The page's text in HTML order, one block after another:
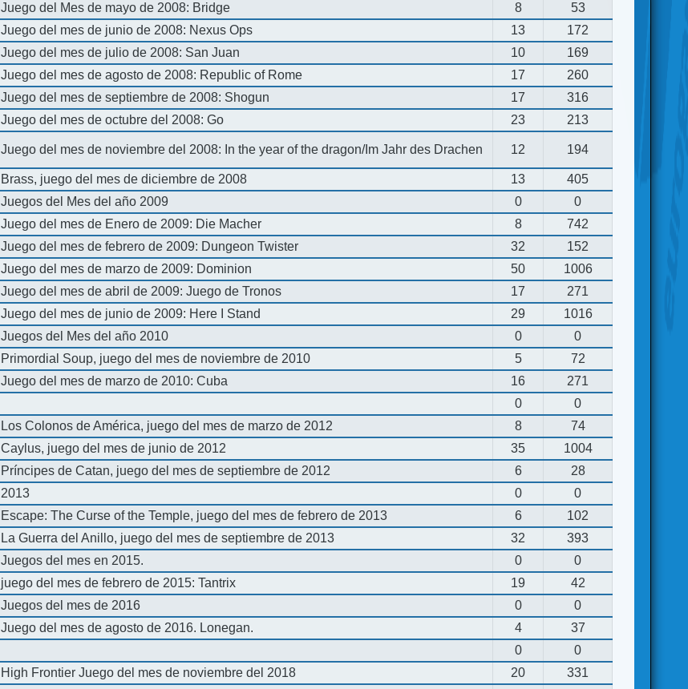
Juego del Mes de mayo de 2008: Bridge 8
53
Juego del mes de junio de 2008: Nexus Ops 13
172
Juego del mes de julio de 2008: San Juan 10
169
Juego del mes de agosto de 2008: Republic of Rome 17
260
Juego del mes de septiembre de 2008: Shogun 17
316
Juego del mes de octubre del 2008: Go 23
213
Juego del mes de noviembre del 2008: In the year of the dragon/Im Jahr des Drachen 12 194
Brass, juego del mes de diciembre de 2008 13
405
Juegos del Mes del año 2009 0
0
Juego del mes de Enero de 2009: Die Macher 8
742
Juego del mes de febrero de 2009: Dungeon Twister 32
152
Juego del mes de marzo de 2009: Dominion 50
1006
Juego del mes de abril de 2009: Juego de Tronos 17
271
Juego del mes de junio de 2009: Here I Stand 29
1016
Juegos del Mes del año 2010 0
0
Primordial Soup, juego del mes de noviembre de 2010 5
72
Juego del mes de marzo de 2010: Cuba 16
271
0
0
Los Colonos de América, juego del mes de marzo de 2012 8
74
Caylus, juego del mes de junio de 2012 35
1004
Príncipes de Catan, juego del mes de septiembre de 2012 6
28
2013 0
0
Escape: The Curse of the Temple, juego del mes de febrero de 2013 6
102
La Guerra del Anillo, juego del mes de septiembre de 2013 32
393
Juegos del mes en 2015. 0
0
juego del mes de febrero de 2015: Tantrix 19
42
Juegos del mes de 2016 0
0
Juego del mes de agosto de 2016. Lonegan. 4
37
0
0
High Frontier Juego del mes de noviembre del 2018 20
331